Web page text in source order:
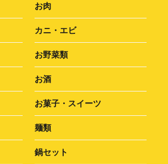
お肉
カニ・エビ
お野菜類
お酒
お菓子・スイーツ
麺類
鍋セット